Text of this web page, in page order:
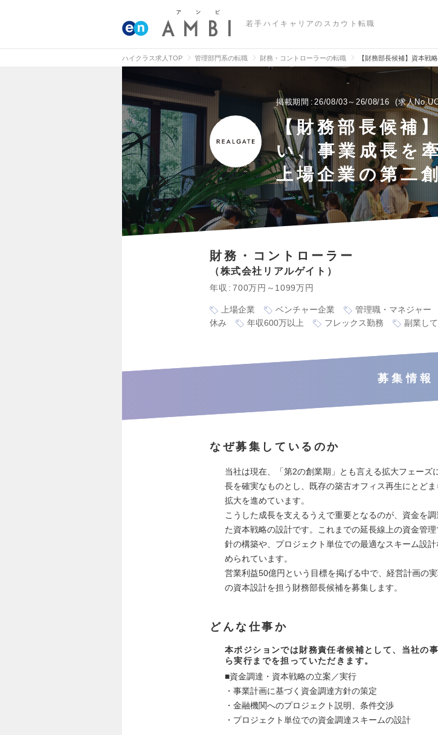
若手ハイキャリアのスカウト転職
ハイクラス求人TOP 管理部門系の転職 財務・コントローラーの転職 【財務部長候補】資本戦
掲載期間 26/08/03～26/08/16 求人
【財務部長候補
い、事業成長を
上場企業の第二
財務・コントローラー
株式会社リアルゲイト
年収 700万円～1099万円
上場企業 ベンチャー企業 管理職・マネジャー
休み
年収600万以上 フレックス勤務 副業し
募集情報
なぜ募集しているのか
当社は現在、「第2の創業期」とも言える拡大フェー
長を確実なものとし、既存の築古オフィス再生にとど
拡大を進めています。
こうした成長を支えるうえで重要となるのが、資金を
た資本戦略の設計です。これまでの延長線上の資金管
針の構築や、プロジェクト単位での最適なスキーム設
められています。
営業利益50億円という目標を掲げる中で、経営計画の
の資本設計を担う財務部長候補を募集します。
どんな仕事か
本ポジションでは財務責任者候補として、当社の
ら実行までを担っていただきます。
■資金調達・資本戦略の立案／実行
・事業計画に基づく資金調達方針の策定
・金融機関へのプロジェクト説明、条件交渉
・プロジェクト単位での資金調達スキームの設計